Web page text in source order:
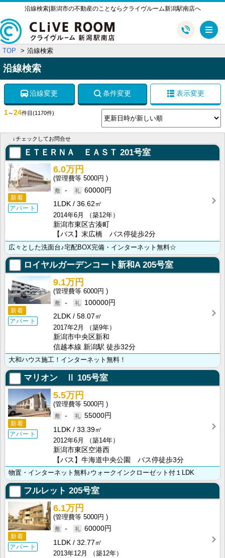
沿線検索|新潟市の不動産のことならクライヴルーム新潟駅南店へ
TOP 沿線検索
沿線検索
沿線変更 条件変更 表示変更
1～24件目 (1170件)
↓チェックしてお問合せ
ＥＴＥＲＮＡ ＥＡＳＴ 201号室
新着
アパート
6.0万円
5000円
-
60000円
1LDK
36.62㎡
2014年6月
（築12年）
新潟市東区古湊町
【バス】末広橋 バス停徒歩2分
広々とした洗面台♪宅配BOX完備・インターネット無料☆
ロイヤルガーデンコート新和A205号室
新着
アパート
9.1万円
6000円
-
100000円
2LDK
58.07㎡
2017年2月
（築9年）
新潟市中央区新和
信越本線 新潟駅 徒歩32分
大和ハウス施工！インターネット無料！
マリオン Ⅱ 105号室
新着
アパート
5.5万円
5000円
-
55000円
1LDK
33.39㎡
2012年6月
（築14年）
新潟市東区空港西
【バス】牛海道中央公園 バス停徒歩3分
物置・インターネット無料♪ウォークインクローゼット付１LDK
フルレット 205号室
新着
アパート
6.1万円
5000円
-
60000円
1LDK
32.77㎡
2013年12月
（築12年）